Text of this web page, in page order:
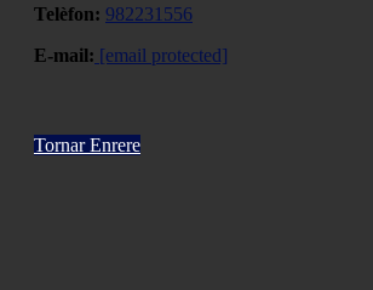
Telèfon: 982231556
E-mail: [email protected]
Tornar Enrere